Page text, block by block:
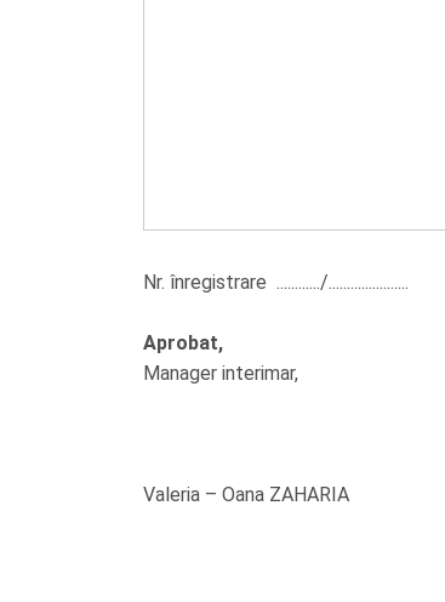
Nr. înregistrare ............/......................
Aprobat,
Manager interimar,
Valeria – Oana ZAHARIA